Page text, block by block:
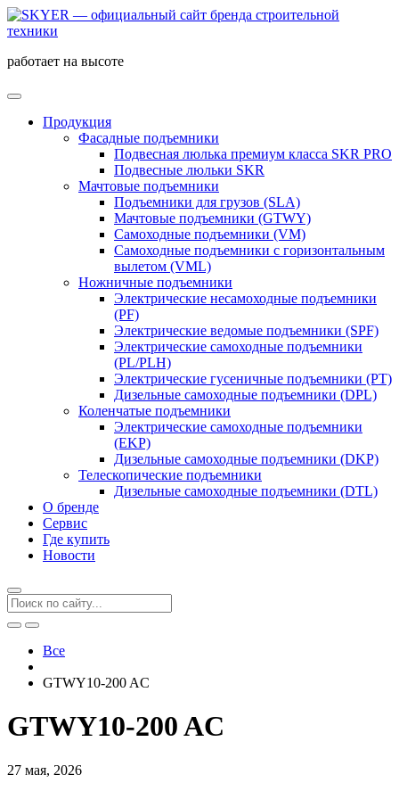
работает на высоте
Продукция
Фасадные подъемники
Подвесная люлька премиум класса SKR PRO
Подвесные люльки SKR
Мачтовые подъемники
Подъемники для грузов (SLA)
Мачтовые подъемники (GTWY)
Самоходные подъемники (VM)
Самоходные подъемники c горизонтальным
вылетом (VML)
Ножничные подъемники
Электрические несамоходные подъемники
(PF)
Электрические ведомые подъемники (SPF)
Электрические самоходные подъемники
(PL/PLH)
Электрические гусеничные подъемники (PT)
Дизельные самоходные подъемники (DPL)
Коленчатые подъемники
Электрические самоходные подъемники
(EKP)
Дизельные самоходные подъемники (DKP)
Телескопические подъемники
Дизельные самоходные подъемники (DTL)
О бренде
Сервис
Где купить
Новости
Все
GTWY10-200 AC
GTWY10-200 AC
27 мая, 2026